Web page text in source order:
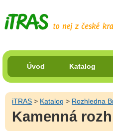
Úvod Katalog
iTRAS > Katalog > Rozhledna
Kamenná